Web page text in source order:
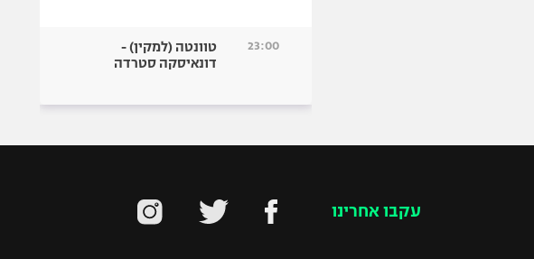
23:00
טוונטה (למקין) -
דונאיסקה סטרדה
עקבו אחרינו